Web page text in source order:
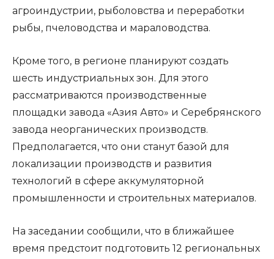
агроиндустрии, рыболовства и переработки
рыбы, пчеловодства и мараловодства.
Кроме того, в регионе планируют создать
шесть индустриальных зон. Для этого
рассматриваются производственные
площадки завода «Азия Авто» и Серебрянского
завода неорганических производств.
Предполагается, что они станут базой для
локализации производств и развития
технологий в сфере аккумуляторной
промышленности и строительных материалов.
На заседании сообщили, что в ближайшее
время предстоит подготовить 12 региональных